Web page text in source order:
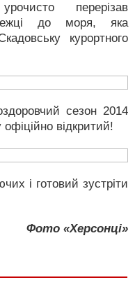
перерізав
до моря, яка
курортного
сезон 2014
офіційно відкритий!
і готовий зустріти
Фото «Херсонці»